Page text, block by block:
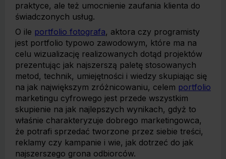
praktyce, ale też umocnienie zaufania klienta do
świadczonych usług.
O ile portfolio fotografa, aktora czy programisty
jest portfolio typowo zawodowym, które ma na
celu wizualizację realizowanych dotąd projektów
prezentując jak najszerszą paletę stosowanych
metod, technik, umiejętności i wiedzy skupiając się
na jak największym zróżnicowaniu, celem portfolio
marketingu cyfrowego jest przede wszystkim
skupienie na jak najlepszych wynikach, gdyż to
właśnie charakteryzuje dobrego marketingowca,
że potrafi sprzedać tworzone przez siebie treści,
reklamy czy kampanie i wie, jak dotrzeć do jak
najszerszego grona odbiorców.